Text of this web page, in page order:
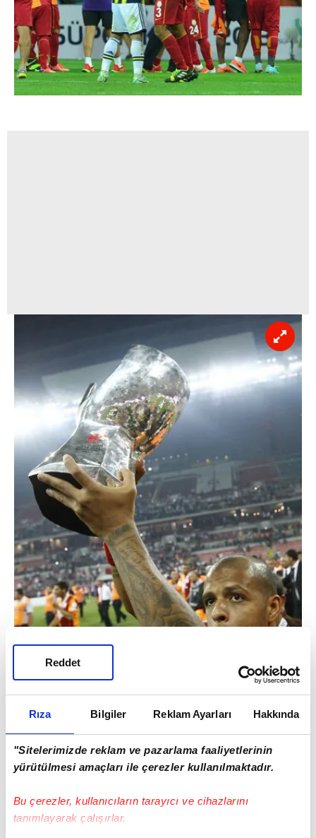
Rıza Bilgiler Reklam Ayarları Hakkında
"Sitelerimizde reklam ve pazarlama faaliyetlerinin
yürütülmesi amaçları ile çerezler kullanılmaktadır.
Bu çerezler, kullanıcıların tarayıcı ve cihazlarını
tanımlayarak çalışırlar.
Reddet